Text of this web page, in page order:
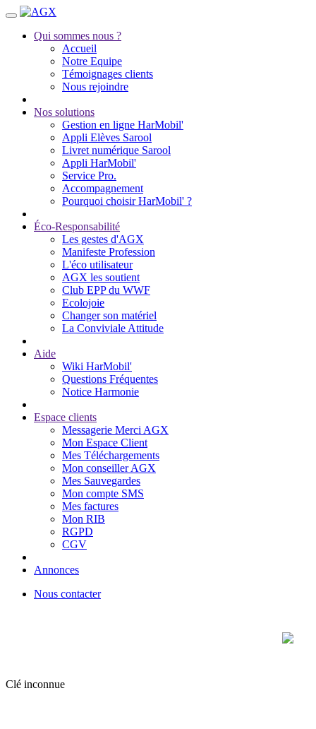
Qui sommes nous ?
Accueil
Notre Equipe
Témoignages clients
Nous rejoindre
Nos solutions
Gestion en ligne HarMobil'
Appli Elèves Sarool
Livret numérique Sarool
Appli HarMobil'
Service Pro.
Accompagnement
Pourquoi choisir HarMobil' ?
Éco-Responsabilité
Les gestes d'AGX
Manifeste Profession
L'éco utilisateur
AGX les soutient
Club EPP du WWF
Ecolojoie
Changer son matériel
La Conviviale Attitude
Aide
Wiki HarMobil'
Questions Fréquentes
Notice Harmonie
Espace clients
Messagerie Merci AGX
Mon Espace Client
Mes Téléchargements
Mon conseiller AGX
Mes Sauvegardes
Mon compte SMS
Mes factures
Mon RIB
RGPD
CGV
Annonces
Nous contacter
Clé inconnue